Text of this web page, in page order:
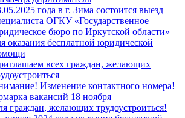
года в г. Зима состоится выезд
ОГКУ «Государственное
бюро по Иркутской области»
оказания бесплатной юридической
всех граждан, желающих
Изменение контактного номера!
вакансий 18 ноября
граждан, желающих трудоустроиться!